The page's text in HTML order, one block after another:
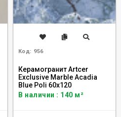
Код: 956
Керамогранит Artcer
Exclusive Marble Acadia
Blue Poli 60x120
В наличии : 140 м²